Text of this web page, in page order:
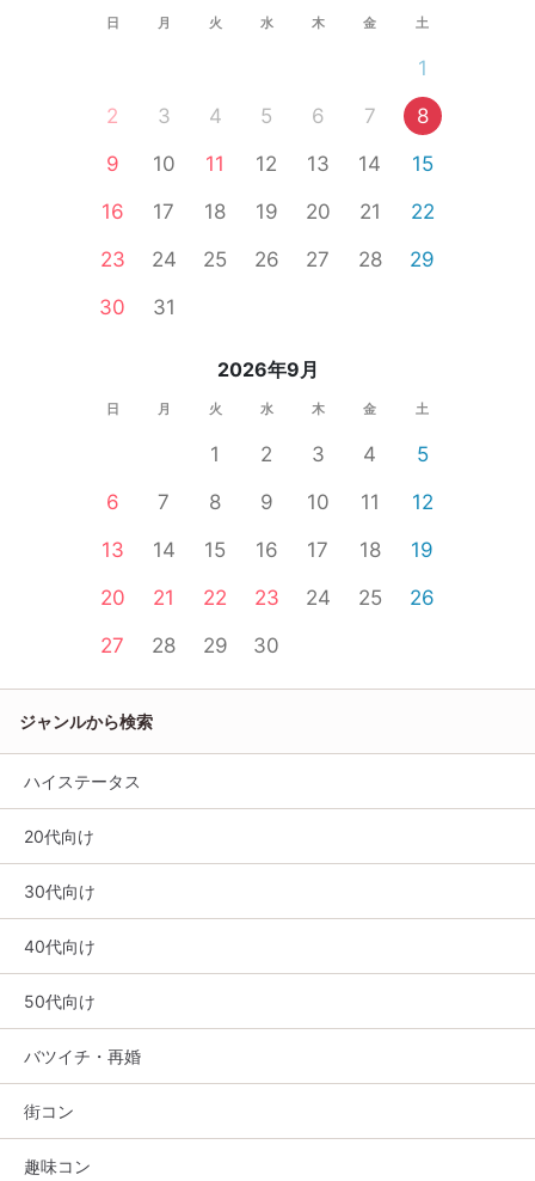
日 月 火 水 木 金 土
1
2
3 4 5 6 7
8
9
10 11 12 13 14
15
16
17 18 19 20 21
22
23
24 25 26 27 28
29
30
31
2026年9月
日 月 火 水 木 金 土
1 2 3 4
5
6
7 8 9 10 11
12
13
14 15 16 17 18
19
20
21 22 23 24 25
26
27
28 29 30
ジャンルから検索
ハイステータス
20代向け
30代向け
40代向け
50代向け
バツイチ・再婚
街コン
趣味コン